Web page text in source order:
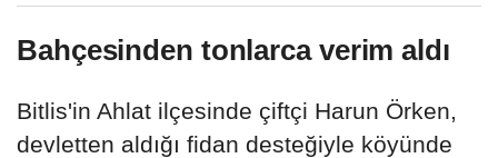
Bahçesinden tonlarca verim aldı
Bitlis'in Ahlat ilçesinde çiftçi Harun Örken,
devletten aldığı fidan desteğiyle köyünde